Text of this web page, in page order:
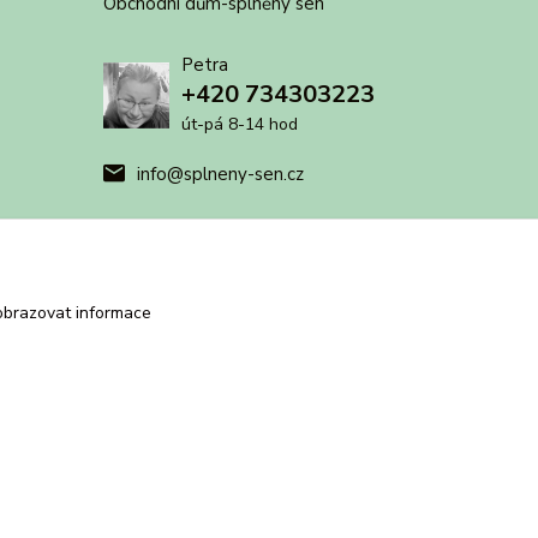
Petra
+420 734303223
út-pá 8-14 hod
info@splneny-sen.cz
informace